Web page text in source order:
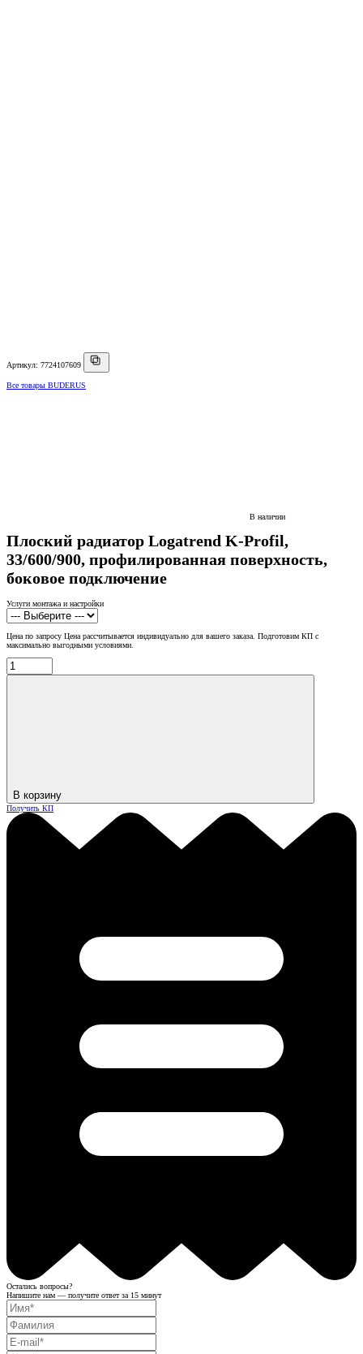
Артикул: 7724107609
Все товары BUDERUS
В наличии
Плоский радиатор Logatrend K-Profil,
33/600/900, профилированная поверхность,
боковое подключение
Услуги монтажа и настройки
Цена по запросу Цена рассчитывается индивидуально для вашего заказа. Подготовим КП с
максимально выгодными условиями.
В корзину
Получить КП
Остались вопросы?
Напишите нам — получите ответ за 15 минут